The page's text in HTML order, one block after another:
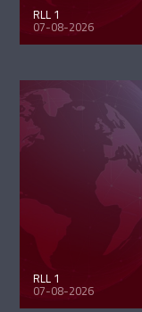
RLL 1
07-08-2026
RLL 1
07-08-2026